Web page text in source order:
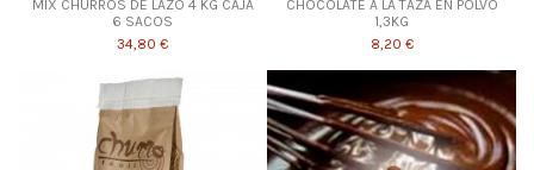
MIX CHURROS DE LAZO 4 KG CAJA
6 SACOS
34,80 €
CHOCOLATE A LA TAZA EN POLVO
1,3KG
8,20 €